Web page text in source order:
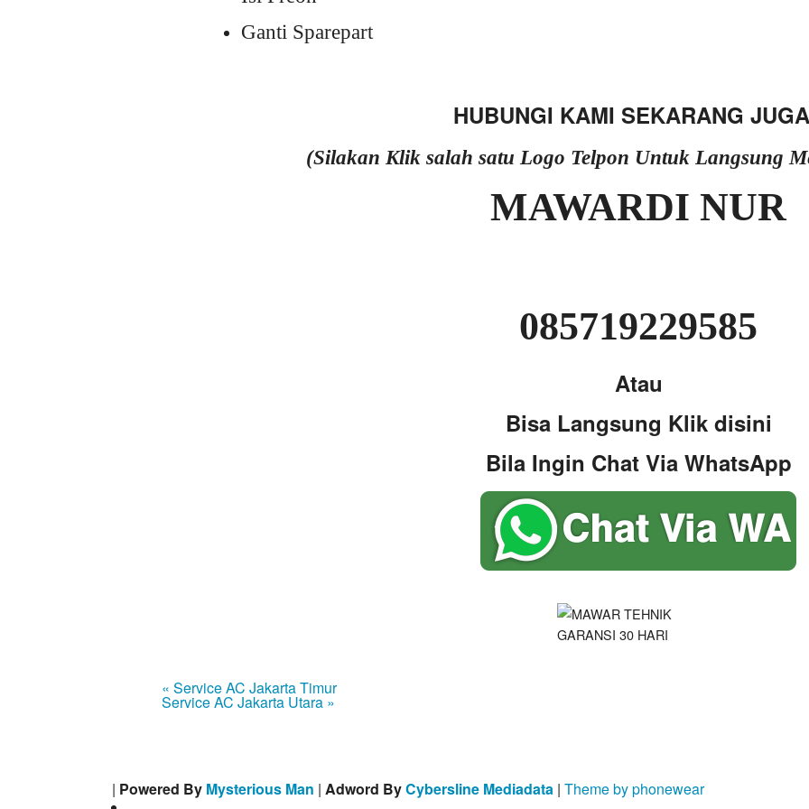
Ganti Sparepart
HUBUNGI KAMI SEKARANG
(Silakan Klik salah satu Logo Telpon Untuk Langsung
MAWARDI NUR
085719229585
Atau
Bisa Langsung Klik disini
Bila Ingin Chat Via WhatsApp
« Service AC Jakarta Timur
Service AC Jakarta Utara »
| Powered By Mysterious Man | Adword ByCybersline Mediadata | Theme by phonewear